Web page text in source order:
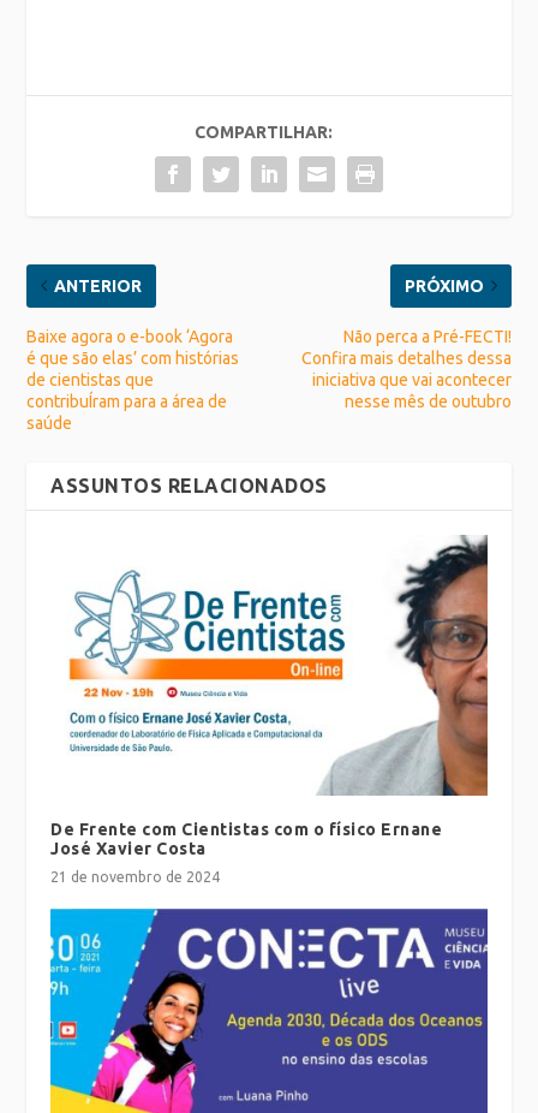
COMPARTILHAR:
ANTERIOR
Baixe agora o e-book ‘Agora
é que são elas’ com histórias
de cientistas que
contribuÍram para a área de
saúde
PRÓXIMO
Não perca a Pré-FECTI!
Confira mais detalhes dessa
iniciativa que vai acontecer
nesse mês de outubro
ASSUNTOS RELACIONADOS
De Frente com Cientistas com o físico Ernane
José Xavier Costa
21 de novembro de 2024